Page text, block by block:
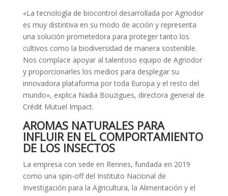
«La tecnología de biocontrol desarrollada por Agriodor
es muy distintiva en su modo de acción y representa
una solución prometedora para proteger tanto los
cultivos como la biodiversidad de manera sostenible.
Nos complace apoyar al talentoso equipo de Agriodor
y proporcionarles los medios para desplegar su
innovadora plataforma por toda Europa y el resto del
mundo», explica Nadia Bouzigues, directora general de
Crédit Mutuel Impact.
AROMAS NATURALES PARA
INFLUIR EN EL COMPORTAMIENTO
DE LOS INSECTOS
La empresa con sede en Rennes, fundada en 2019
como una spin-off del Instituto Nacional de
Investigación para la Agricultura, la Alimentación y el